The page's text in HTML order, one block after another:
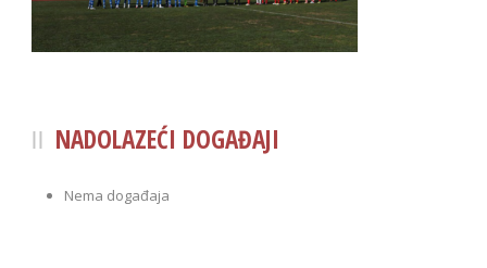
NADOLAZEĆI DOGAĐAJI
Nema događaja